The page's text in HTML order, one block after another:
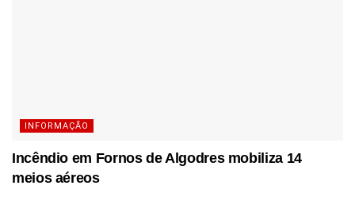
INFORMAÇÃO
Incêndio em Fornos de Algodres mobiliza 14
meios aéreos